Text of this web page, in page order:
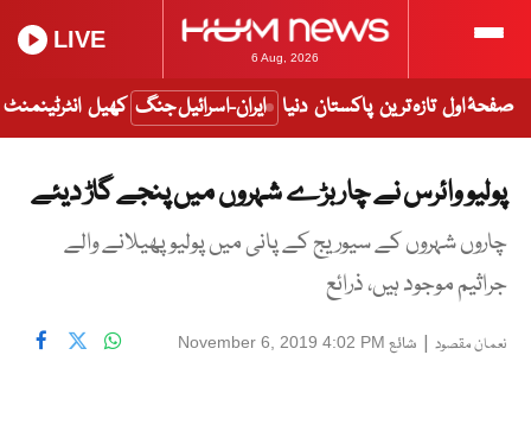
6 Aug, 2026
LIVE
صفحۂ اول تازہ ترین پاکستان دنیا ایران-اسرائیل جنگ کھیل انٹرٹینمنٹ
پولیو وائرس نے چار بڑے شہروں میں پنجے گاڑ دیئے
چاروں شہروں کے سیوریج کے پانی میں پولیو پھیلانے والے
جراثیم موجود ہیں، ذرائع
نعمان مقصود | شائع November 6, 2019 4:02 PM